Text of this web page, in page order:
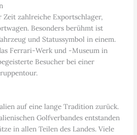
zahlreiche Exportschlager,
Besonders berühmt ist
und Statussymbol in einem.
Ferrari-Werk und -Museum in
Besucher bei einer
auf eine lange Tradition zurück.
Golfverbandes entstanden
in allen Teilen des Landes. Viele